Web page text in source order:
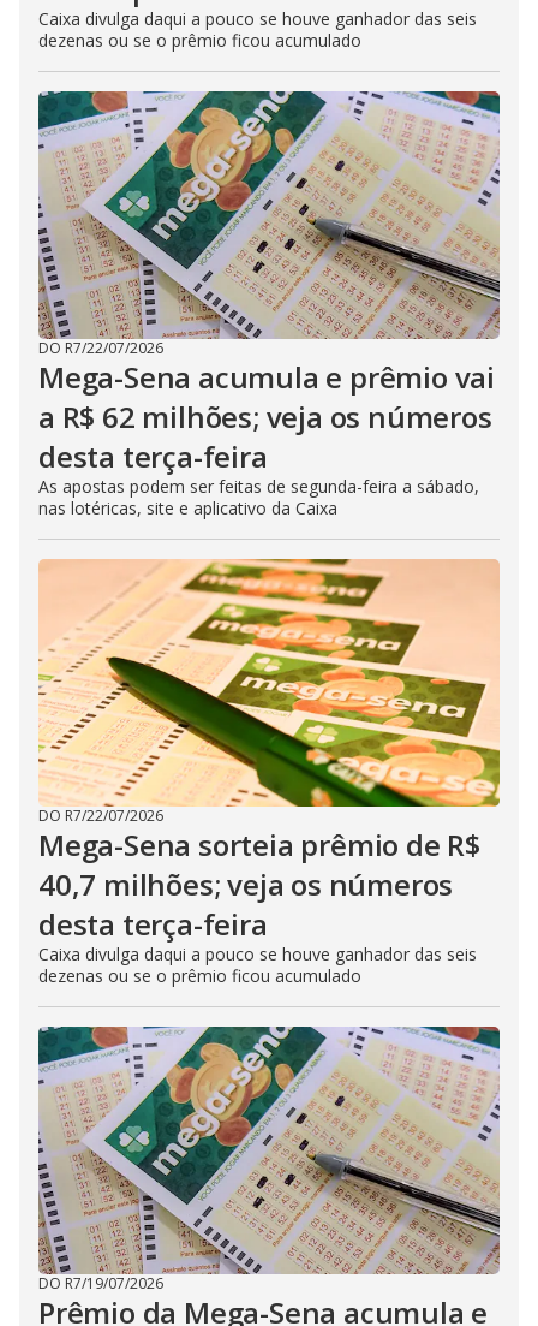
Caixa divulga daqui a pouco se houve ganhador das seis
dezenas ou se o prêmio ficou acumulado
DO R7/22/07/2026
Mega-Sena acumula e prêmio vai
a R$ 62 milhões; veja os números
desta terça-feira
As apostas podem ser feitas de segunda-feira a sábado,
nas lotéricas, site e aplicativo da Caixa
DO R7/22/07/2026
Mega-Sena sorteia prêmio de R$
40,7 milhões; veja os números
desta terça-feira
Caixa divulga daqui a pouco se houve ganhador das seis
dezenas ou se o prêmio ficou acumulado
DO R7/19/07/2026
Prêmio da Mega-Sena acumula e